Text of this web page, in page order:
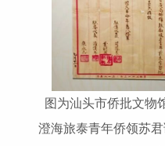
图为汕头市侨批文物
澄海旅泰青年侨领苏